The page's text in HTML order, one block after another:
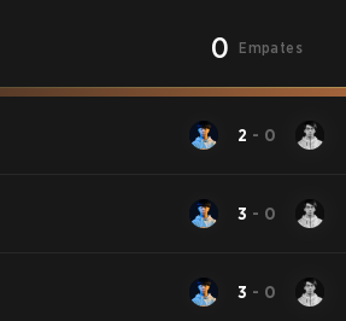
0 Empates
2 - 0
3 - 0
3 - 0